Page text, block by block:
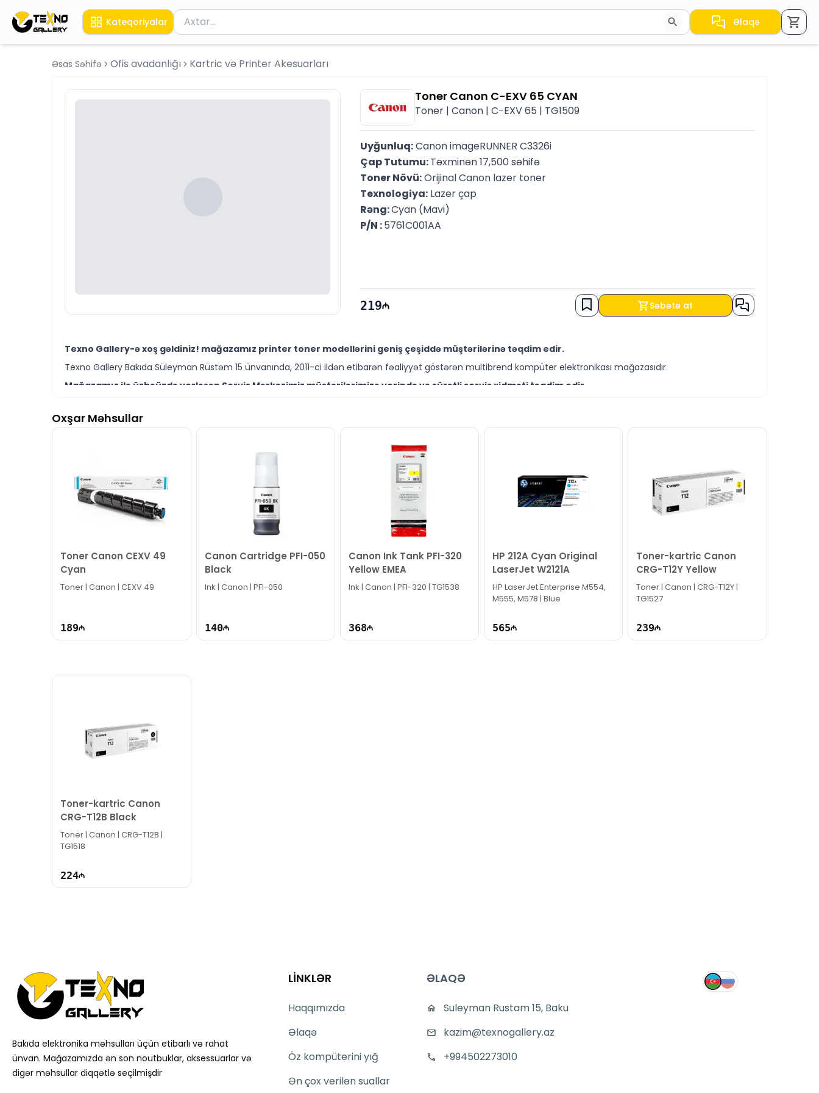
Kateqoriyalar Məhsul axtar
Axtarış üçün ən azı 2 simvol yazın. Göndərmək üçün Enter düyməsini basın və ya nəticələr arasında keçid etmək üçün ox
Əlaqə
Əsas Səhifə Ofis avadanlığı Kartric və Printer Akesuarları
Toner Canon C-EXV 65 CYAN
Toner | Canon | C-EXV 65 | TG1509
Uyğunluq: Canon imageRUNNER C3326i
Çap Tutumu: Təxminən 17,500 səhifə
Toner Növü: Orijinal Canon lazer toner
Texnologiya: Lazer çap
Rəng: Cyan (Mavi)
P/N : 5761C001AA
219 Səbətə at
Texno Gallery-ə xoş gəldiniz! mağazamız printer toner modellərini geniş çeşiddə müştərilərinə təqdim edir.
Texno Gallery Bakıda Süleyman Rüstəm 15 ünvanında, 2011-ci ildən etibarən fəaliyyət göstərən multibrend kompüter elektronikası mağazasıdır.
Mağazamız ilə üzbəüzdə yerləşən Servis Mərkəzimiz müştərilərimizə yerində və sürətli servis xidməti təqdim edir.
Canon C-EXV 65 Cyan Toner modelini Bakıda sərfəli qiymətə NƏĞD, KÖÇÜRMƏ həmçinin KREDİT şərtləri ilə əldə edə bilərsiniz.
İstər printer toner modelləri istərsə də digər brend məhsullarla bağlı suallarınızı saytımız vasitəsilə bizə yaza bilərsiniz.
Seçim etməkdə məsləhətə ehtiyacınız varsa təcrübəli mütəxəssislərimiz hər gün 10:00–19:00 saatlarında aktivdir.
Canon C-EXV 65 Cyan Toner modeli ilə bağlı bütün suallarınızı saytımızın canlı dəstək xəttində cavablandırmağa hər daim hazırıq.
İş saatlarından kənar vaxtlarda əlaqə qurmaq üçün email ilə qeydiyyat edə və ya WhatsApp nömrəmizə mesaj göndərə bilərsiniz.
Bizə maraq göstərdiyiniz üçün təşəkkür edirik!
Oxşar Məhsullar
Toner Canon CEXV 49
Cyan
Toner | Canon | CEXV 49
189
Canon Cartridge PFI-050
Black
Ink | Canon | PFI-050
140
Canon Ink Tank PFI-320
Yellow EMEA
Ink | Canon | PFI-320 | TG1538
368
HP 212A Cyan Original
LaserJet W2121A
HP LaserJet Enterprise M554,
M555, M578 | Blue
565
Toner-kartric Canon
CRG-T12Y Yellow
Toner | Canon | CRG-T12Y |
TG1527
239
Toner-kartric Canon
CRG-T12B Black
Toner | Canon | CRG-T12B |
TG1518
224
Bakıda elektronika məhsulları üçün etibarlı və rahat
ünvan. Mağazamızda ən son noutbuklar, aksessuarlar və
digər məhsullar diqqətlə seçilmişdir
LİNKLƏR
Haqqımızda
Əlaqə
Öz kompüterini yığ
Ən çox verilən suallar
ƏLAQƏ
Suleyman Rustam 15, Baku
kazim@texnogallery.az
+994502273010